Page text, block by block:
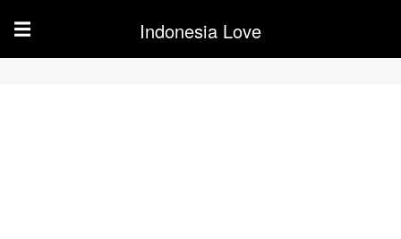
☰ Indonesia Love